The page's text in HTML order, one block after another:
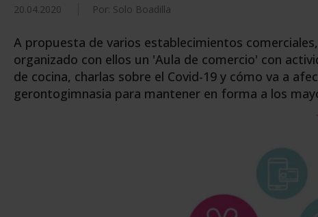
20.04.2020 Por: Solo Boadilla
A propuesta de varios establecimientos
organizado con ellos un 'Aula de comercio' con
de cocina, charlas sobre el Covid-19 y cómo va a
gerontogimnasia para mantener en forma a los